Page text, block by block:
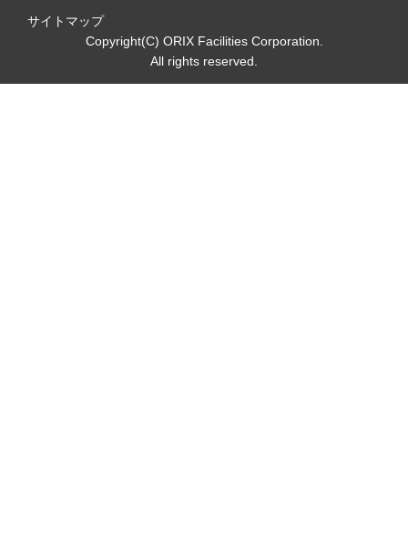
サイトマップ
Copyright(C) ORIX Facilities Corporation.
All rights reserved.